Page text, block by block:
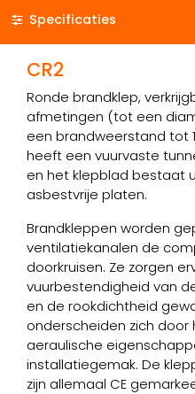
Specificaties
CR2
Ronde brandklep,
afmetingen (tot een
een brandweerstand tot
heeft een vuurvaste
en het klepblad bestaat
asbestvrije platen.
Brandkleppen worden
ventilatiekanalen de
doorkruisen. Ze zorgen
vuurbestendigheid van
en de rookdichtheid
onderscheiden zich door
aeraulische
installatiegemak. De
zijn allemaal CE